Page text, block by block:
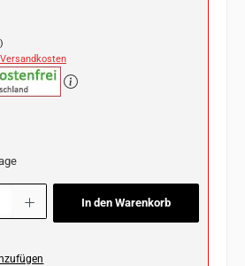
Wert ein oder benutze die Schaltflächen
In den Warenkorb